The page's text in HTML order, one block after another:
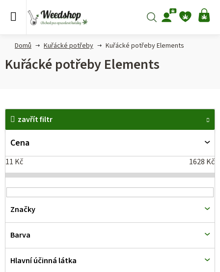
Hledat
Domů Kuřácké potřeby Kuřácké potřeby Elements
Kuřácké potřeby Elements
zavřít filtr
Cena
11 Kč 1628 Kč
Značky
Barva
Hlavní účinná látka
V
p
i
s
p
r
o
d
u
k